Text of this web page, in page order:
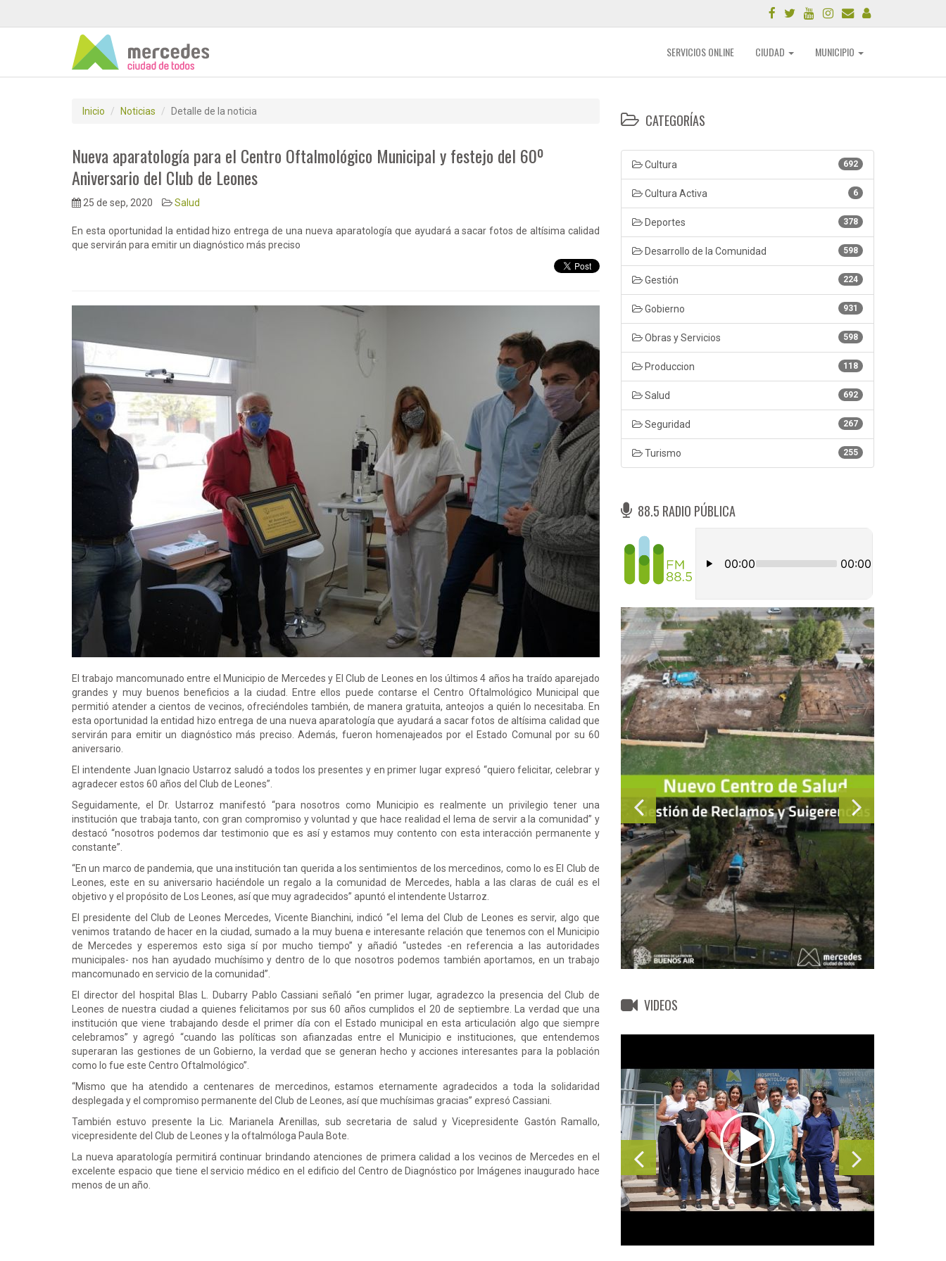
SERVICIOS ONLINE CIUDAD MUNICIPIO
Inicio Noticias Detalle de la noticia
Nueva aparatología para el Centro Oftalmológico Municipal y festejo del 60º
Aniversario del Club de Leones
25 de sep, 2020 Salud
En esta oportunidad la entidad hizo entrega de una nueva aparatología que ayudará a sacar fotos de altísima calidad
que servirán para emitir un diagnóstico más preciso
El trabajo mancomunado entre el Municipio de Mercedes y El Club de Leones en los últimos 4 años ha traído aparejado
grandes y muy buenos beneficios a la ciudad. Entre ellos puede contarse el Centro Oftalmológico Municipal que
permitió atender a cientos de vecinos, ofreciéndoles también, de manera gratuita, anteojos a quién lo necesitaba. En
esta oportunidad la entidad hizo entrega de una nueva aparatología que ayudará a sacar fotos de altísima calidad que
servirán para emitir un diagnóstico más preciso. Además, fueron homenajeados por el Estado Comunal por su 60
aniversario.
El intendente Juan Ignacio Ustarroz saludó a todos los presentes y en primer lugar expresó “quiero felicitar, celebrar y
agradecer estos 60 años del Club de Leones”.
Seguidamente, el Dr. Ustarroz manifestó “para nosotros como Municipio es realmente un privilegio tener una
institución que trabaja tanto, con gran compromiso y voluntad y que hace realidad el lema de servir a la comunidad” y
destacó “nosotros podemos dar testimonio que es así y estamos muy contento con esta interacción permanente y
constante”.
“En un marco de pandemia, que una institución tan querida a los sentimientos de los mercedinos, como lo es El Club de
Leones, este en su aniversario haciéndole un regalo a la comunidad de Mercedes, habla a las claras de cuál es el
objetivo y el propósito de Los Leones, así que muy agradecidos” apuntó el intendente Ustarroz.
El presidente del Club de Leones Mercedes, Vicente Bianchini, indicó “el lema del Club de Leones es servir, algo que
venimos tratando de hacer en la ciudad, sumado a la muy buena e interesante relación que tenemos con el Municipio
de Mercedes y esperemos esto siga sí por mucho tiempo” y añadió “ustedes -en referencia a las autoridades
municipales- nos han ayudado muchísimo y dentro de lo que nosotros podemos también aportamos, en un trabajo
mancomunado en servicio de la comunidad”.
El director del hospital Blas L. Dubarry Pablo Cassiani señaló “en primer lugar, agradezco la presencia del Club de
Leones de nuestra ciudad a quienes felicitamos por sus 60 años cumplidos el 20 de septiembre. La verdad que una
institución que viene trabajando desde el primer día con el Estado municipal en esta articulación algo que siempre
celebramos” y agregó “cuando las políticas son afianzadas entre el Municipio e instituciones, que entendemos
superaran las gestiones de un Gobierno, la verdad que se generan hecho y acciones interesantes para la población
como lo fue este Centro Oftalmológico”.
“Mismo que ha atendido a centenares de mercedinos, estamos eternamente agradecidos a toda la solidaridad
desplegada y el compromiso permanente del Club de Leones, así que muchísimas gracias” expresó Cassiani.
También estuvo presente la Lic. Marianela Arenillas, sub secretaria de salud y Vicepresidente Gastón Ramallo,
vicepresidente del Club de Leones y la oftalmóloga Paula Bote.
La nueva aparatología permitirá continuar brindando atenciones de primera calidad a los vecinos de Mercedes en el
excelente espacio que tiene el servicio médico en el edificio del Centro de Diagnóstico por Imágenes inaugurado hace
menos de un año.
CATEGORÍAS
692
Cultura
6
Cultura Activa
378
Deportes
598
Desarrollo de la Comunidad
224
Gestión
931
Gobierno
598
Obras y Servicios
118
Produccion
692
Salud
267
Seguridad
255
Turismo
88.5 RADIO PÚBLICA
VIDEOS